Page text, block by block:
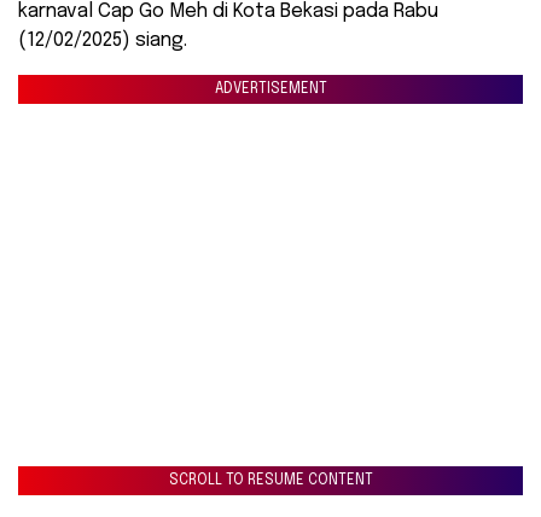
karnaval Cap Go Meh di Kota Bekasi pada Rabu
(12/02/2025) siang.
ADVERTISEMENT
SCROLL TO RESUME CONTENT